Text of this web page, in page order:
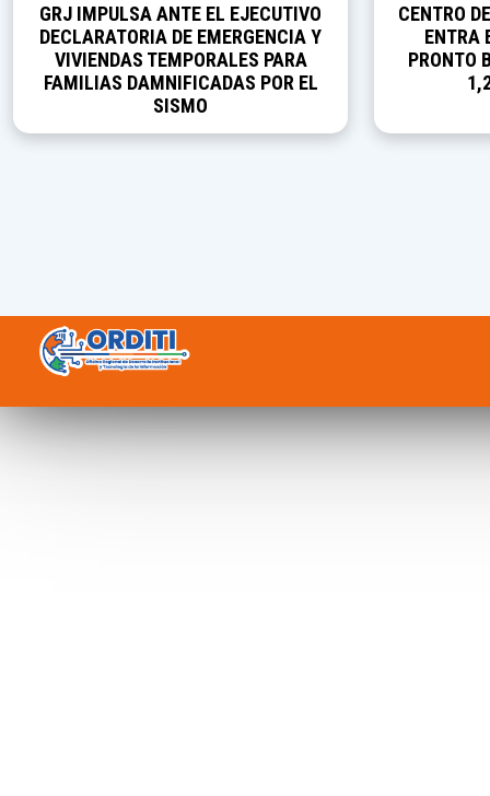
GRJ IMPULSA ANTE EL EJECUTIVO
DECLARATORIA DE EMERGENCIA Y
VIVIENDAS TEMPORALES PARA
FAMILIAS DAMNIFICADAS POR EL
SISMO
CENTRO
ENTRA
PRONTO